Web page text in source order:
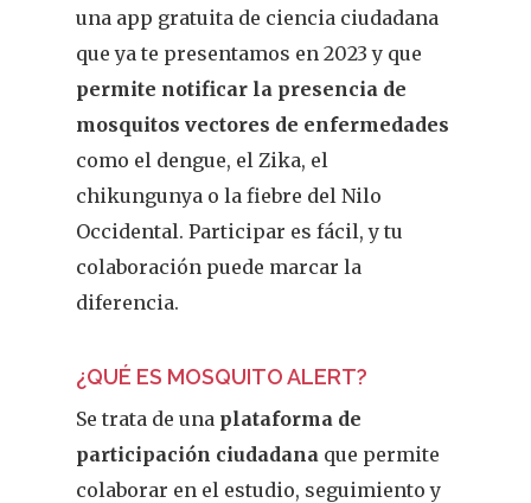
una app gratuita de ciencia ciudadana
que ya te presentamos en 2023 y que
permite notificar la presencia de
mosquitos vectores de enfermedades
como el dengue, el Zika, el
chikungunya o la fiebre del Nilo
Occidental. Participar es fácil, y tu
colaboración puede marcar la
diferencia.
¿QUÉ ES MOSQUITO ALERT?
Se trata de una plataforma de
participación ciudadana que permite
colaborar en el estudio, seguimiento y